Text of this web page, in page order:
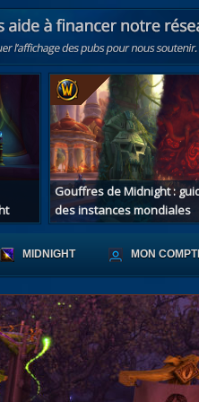
Gouffres de Midnight :
des instances mondiales
de Chromie
Brisé
Les
Les
Les jouets
MIDNIGHT MON